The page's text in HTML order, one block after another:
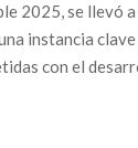
2025, se llevó
instancia
con el